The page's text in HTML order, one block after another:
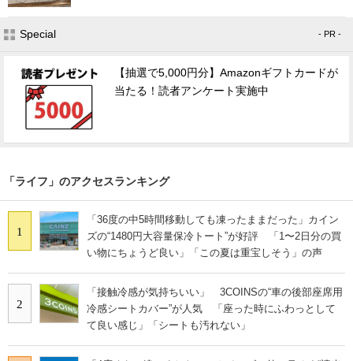
Special - PR -
【抽選で5,000円分】Amazonギフトカードが
当たる！読者アンケート実施中
「ライフ」のアクセスランキング
1
「36度の中5時間移動しても凍ったままだった」カイン
ズの“1480円大容量保冷トート”が好評 「1〜2日分の買
い物にちょうど良い」「この夏は重宝しそう」の声
2
「接触冷感が気持ちいい」 3COINSの“車の後部座席用
冷感シートカバー”が人気 「座った時にふわっとして
て良い感じ」「シートも汚れない」